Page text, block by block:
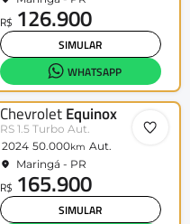
R$ 126.900
SIMULAR
WHATSAPP
Chevrolet Equinox
RS 1.5 Turbo Aut.
2024 50.000km Aut.
Maringá - PR
R$ 165.900
SIMULAR